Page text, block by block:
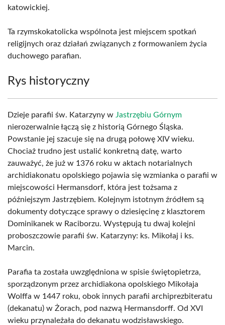
katowickiej.
Ta rzymskokatolicka wspólnota jest miejscem spotkań
religijnych oraz działań związanych z formowaniem życia
duchowego parafian.
Rys historyczny
Dzieje parafii św. Katarzyny w Jastrzębiu Górnym
nierozerwalnie łączą się z historią Górnego Śląska.
Powstanie jej szacuje się na drugą połowę XIV wieku.
Chociaż trudno jest ustalić konkretną datę, warto
zauważyć, że już w 1376 roku w aktach notarialnych
archidiakonatu opolskiego pojawia się wzmianka o parafii w
miejscowości Hermansdorf, która jest tożsama z
późniejszym Jastrzębiem. Kolejnym istotnym źródłem są
dokumenty dotyczące sprawy o dziesięcinę z klasztorem
Dominikanek w Raciborzu. Występują tu dwaj kolejni
proboszczowie parafii św. Katarzyny: ks. Mikołaj i ks.
Marcin.
Parafia ta została uwzględniona w spisie świętopietrza,
sporządzonym przez archidiakona opolskiego Mikołaja
Wolffa w 1447 roku, obok innych parafii archiprezbiteratu
(dekanatu) w Żorach, pod nazwą Hermansdorff. Od XVI
wieku przynależała do dekanatu wodzisławskiego.